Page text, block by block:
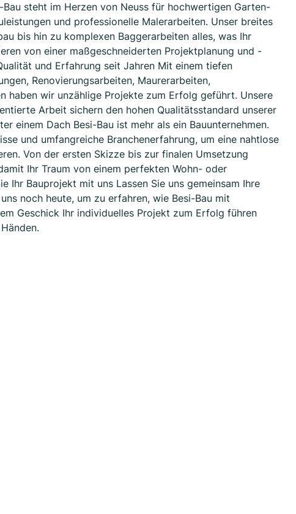
steht im Herzen von Neuss für hochwertigen Garten-
und professionelle Malerarbeiten. Unser breites
bis hin zu komplexen Baggerarbeiten alles, was Ihr
von einer maßgeschneiderten Projektplanung und -
und Erfahrung seit Jahren Mit einem tiefen
Renovierungsarbeiten, Maurerarbeiten,
haben wir unzählige Projekte zum Erfolg geführt. Unsere
Arbeit sichern den hohen Qualitätsstandard unserer
einem Dach Besi-Bau ist mehr als ein Bauunternehmen.
und umfangreiche Branchenerfahrung, um eine nahtlose
Von der ersten Skizze bis zur finalen Umsetzung
Ihr Traum von einem perfekten Wohn- oder
Ihr Bauprojekt mit uns Lassen Sie uns gemeinsam Ihre
noch heute, um zu erfahren, wie Besi-Bau mit
Geschick Ihr individuelles Projekt zum Erfolg führen